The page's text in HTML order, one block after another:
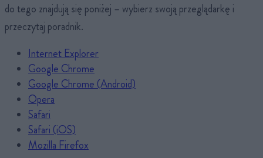
do tego znajdują się poniżej – wybierz swoją przeglądarkę i
przeczytaj poradnik.
Internet Explorer
Google Chrome
Google Chrome (Android)
Opera
Safari
Safari (iOS)
Mozilla Firefox